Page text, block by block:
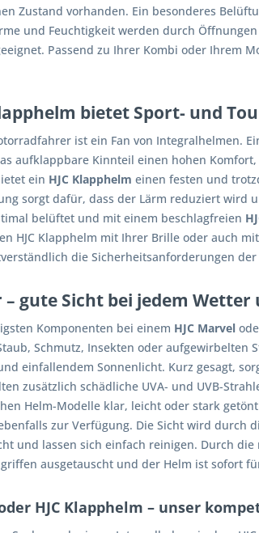
Zustand vorhanden. Ein besonderes
und Feuchtigkeit werden durch
Passend zu Ihrer Kombi oder Ihrem
bietet Sport- und
ist ein Fan von Integralhelmen.
aufklappbare Kinnteil einen hohen
ein HJC Klapphelm einen festen und
sorgt dafür, dass der Lärm reduziert wird
belüftet und mit einem beschlagfreien
HJC Klapphelm mit Ihrer Brille oder auch
die Sicherheitsanforderungen
– gute Sicht bei jedem
Komponenten bei einem HJC Marvel
Schmutz, Insekten oder aufgewirbelten
einfallendem Sonnenlicht. Kurz gesagt,
zusätzlich schädliche UVA- und UVB-
Helm-Modelle klar, leicht oder stark
zur Verfügung. Die Sicht wird durch
und lassen sich einfach reinigen. Durch
ausgetauscht und der Helm ist sofort
HJC Klapphelm – unser